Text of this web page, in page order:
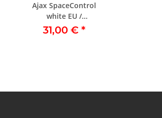
Ajax SpaceControl
white EU /
Raumkontrolle weiß
31,00 € *